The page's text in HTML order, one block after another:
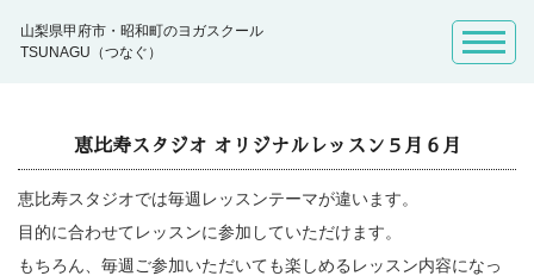
山梨県甲府市・昭和町のヨガスクール
TSUNAGU（つなぐ）
恵比寿スタジオ オリジナルレッスン５月６月
恵比寿スタジオでは毎週レッスンテーマが違います。
目的に合わせてレッスンに参加していただけます。
もちろん、毎週ご参加いただいても楽しめるレッスン内容になっ